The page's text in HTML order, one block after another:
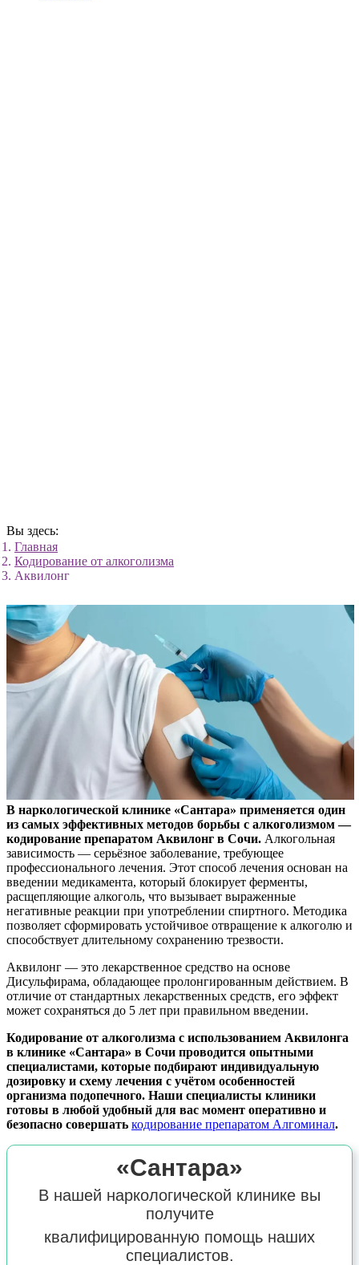
Вы здесь:
Главная
Кодирование от алкоголизма
Аквилонг
В наркологической клинике «Сантара» применяется один
из самых эффективных методов борьбы с алкоголизмом —
кодирование препаратом Аквилонг в Сочи. Алкогольная
зависимость — серьёзное заболевание, требующее
профессионального лечения. Этот способ лечения основан на
введении медикамента, который блокирует ферменты,
расщепляющие алкоголь, что вызывает выраженные
негативные реакции при употреблении спиртного. Методика
позволяет сформировать устойчивое отвращение к алкоголю и
способствует длительному сохранению трезвости.
Аквилонг — это лекарственное средство на основе
Дисульфирама, обладающее пролонгированным действием. В
отличие от стандартных лекарственных средств, его эффект
может сохраняться до 5 лет при правильном введении.
Кодирование от алкоголизма с использованием Аквилонга
в клинике «Сантара» в Сочи проводится опытными
специалистами, которые подбирают индивидуальную
дозировку и схему лечения с учётом особенностей
организма подопечного. Наши специалисты клиники
готовы в любой удобный для вас момент оперативно и
безопасно совершать кодирование препаратом Алгоминал.
«Сантара»
В нашей наркологической клинике вы
получите
квалифицированную помощь наших
специалистов.